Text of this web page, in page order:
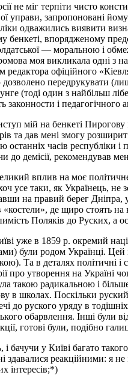
не міг терпіти чисто
управи, запропоновані
одважились виявити
бенкеті, впорядженому
— моральною і
моя викликала одні з
редактора офіційного
передрукувати
(тоді один з найбільш
і педагогічного
мій на бенкеті
та дав мені змогу
останніх часів республіки і
до демісії, рекомендував
вплив на моє
усе таки, як Українець,
на правий берег
«костели», де щиро стоять
Поляків до Руских, а
уже в 1859 р. окремий
були родом Українці. Цей
Та в деталях політичні і
про утворення на Україні
такою радикальною і
в школах. Поскільки
до руского уряду в
обарвлення. Інші
готові були, подібно
бачучи у Київі багато
здавалися реакційними: я
інтересів;*)